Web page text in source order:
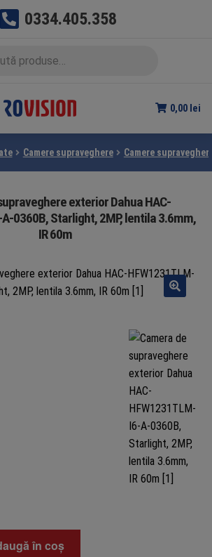
0334.405.358
0,00 lei
Camere supraveghere Camere
exterior Dahua HAC-
0360B, Starlight, 2MP, lentila 3.6mm,
IR 60m
în coș